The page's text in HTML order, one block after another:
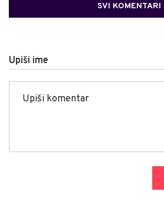
SVI KOMENTARI
Upiši ime